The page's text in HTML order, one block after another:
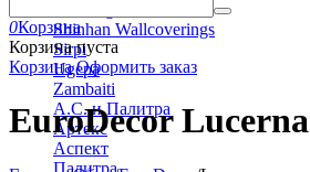
Shinhan Wallcoverings
Sirpi
Ugepa
Zambaiti
А.С. и Палитра
Артекс
Аспект
Палитра
0Корзина
Корзина пуста
Корзина Оформить заказ
EuroDecor Lucerna